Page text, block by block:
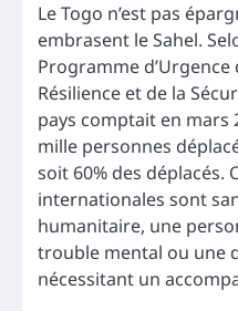
Le Togo n’est pas
embrasent le Sahel.
Programme
Résilience et de la
pays comptait en mars
mille personnes
soit 60% des déplacés.
internationales sont
humanitaire, une
trouble mental ou une
nécessitant un